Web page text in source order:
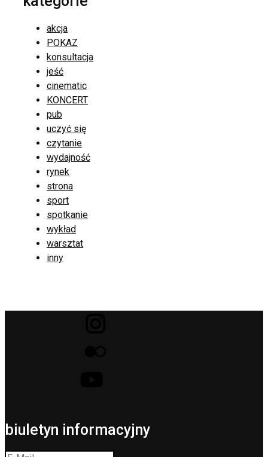
akcja
POKAZ
konsultacja
jeść
cinematic
KONCERT
pub
uczyć się
czytanie
wydajność
rynek
strona
sport
spotkanie
wykład
warsztat
inny
biuletyn informacyjny